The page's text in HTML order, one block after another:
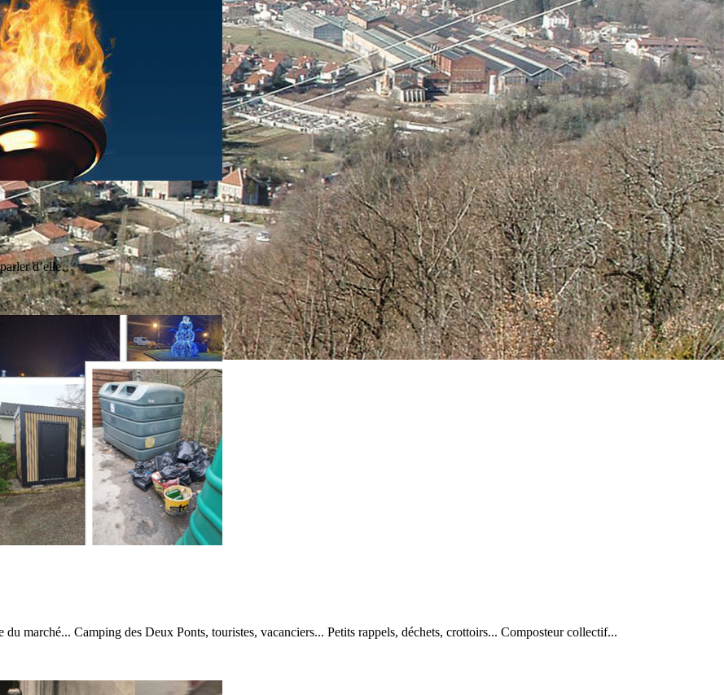
d’elle…
marché... Camping des Deux Ponts, touristes, vacanciers... Petits rappels, déchets, crottoirs... Composteur collectif...